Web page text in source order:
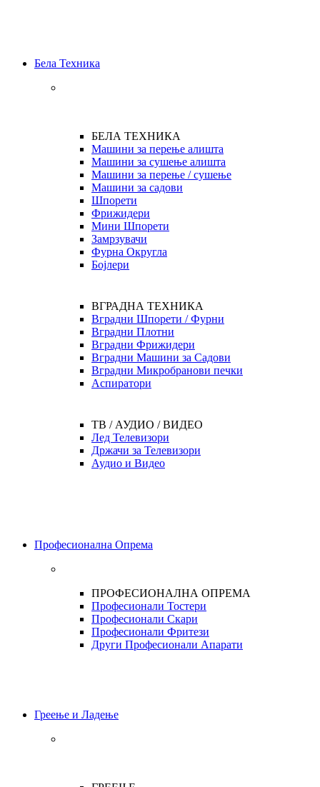
Бела Техника
БЕЛА ТЕХНИКА
Машини за перење алишта
Машини за сушење алишта
Машини за перење / сушење
Машини за садови
Шпорети
Фрижидери
Мини Шпорети
Замрзувачи
Фурна Округла
Бојлери
ВГРАДНА ТЕХНИКА
Вградни Шпорети / Фурни
Вградни Плотни
Вградни Фрижидери
Вградни Машини за Садови
Вградни Микробранови печки
Аспиратори
ТВ / АУДИО / ВИДЕО
Лед Телевизори
Држачи за Телевизори
Аудио и Видео
Професионална Опрема
ПРОФЕСИОНАЛНА ОПРЕМА
Професионали Тостери
Професионали Скари
Професионали Фритези
Други Професионали Апарати
Греење и Ладење